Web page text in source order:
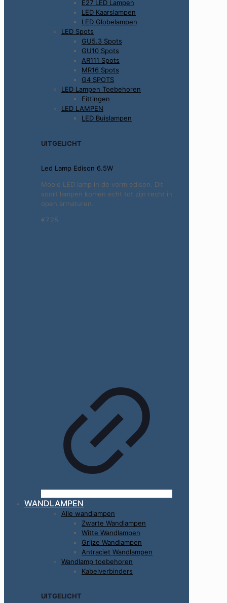
E27 LED Lampen
LED Kaarslampen
LED Globelampen
LED Spots
GU5.3 Spots
GU10 Spots
AR111 Spots
MR16 Spots
G4 SPOTS
LED Lampen Toebehoren
Fittingen
LED LAMPEN
LED Buislampen
UITGELICHT
Led Lamp Edison 6.5W
Mooie LED lamp in de vorm edison. Dit
soort lampen komen echt tot zijn recht in
open armaturen.
€7.25
WANDLAMPEN
Alle wandlampen
Zwarte Wandlampen
Witte Wandlampen
Grijze Wandlampen
Antraciet Wandlampen
Wandlamp toebehoren
Kabelverbinders
UITGELICHT